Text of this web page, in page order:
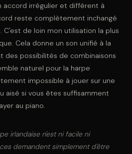
accord irrégulier et différent à
reste complètement inchangé
de loin mon utilisation la plus
Cela donne un son unifié à la
des possibilités de combinaisons
naturel pour la harpe
impossible à jouer sur une
aisé si vous êtes suffisamment
au piano.
irlandaise n'est ni facile ni
demandent simplement d'être